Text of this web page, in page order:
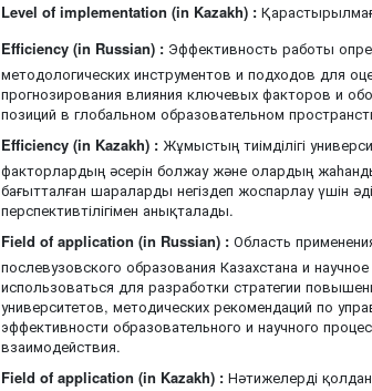
Level of implementation (in Kazakh) :
Efficiency (in Russian) : Эффективность работы
методологических инструментов и подходов для
прогнозирования влияния ключевых факторов и
позиций в глобальном образовательном
Efficiency (in Kazakh) : Жұмыстың тиімділігі
факторлардың әсерін болжау және олардың
бағытталған шараларды негіздеп жоспарлау үшін
перспективтілігімен анықталады.
Field of application (in Russian) : Область
послевузовского образования Казахстана и
использоваться для разработки стратегии
университетов, методических рекомендаций по
эффективности образовательного и научного
взаимодействия.
Field of application (in Kazakh) : Нәтижелерді